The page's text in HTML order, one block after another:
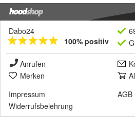
Dabo24
100% positiv
Anrufen
Merken
Impressum
AGB
Widerrufsbelehrung